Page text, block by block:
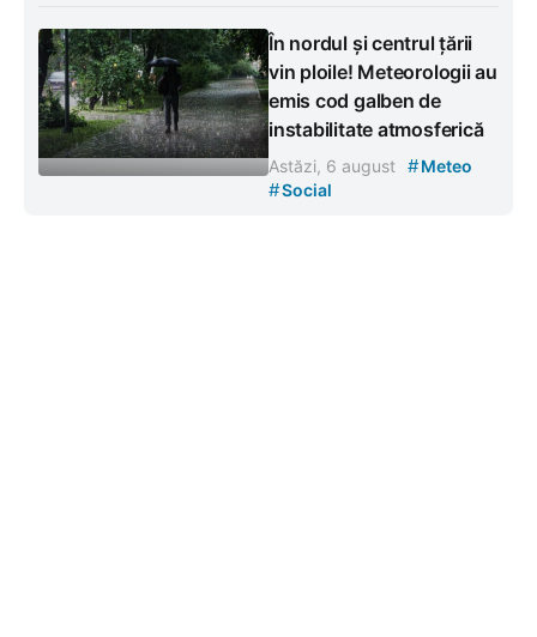
În nordul și centrul țării
vin ploile! Meteorologii au
emis cod galben de
instabilitate atmosferică
Astăzi, 6 august #Meteo
#Social